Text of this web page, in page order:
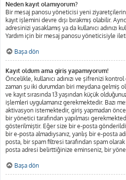
Neden kayıt olamıyorum?
Bir mesaj panosu yöneticisi yeni ziyaretçilerin
kayıt işlemini devre dışı bırakmış olabilir.
adresinizi yasaklamış ya da kullanıcı adınızı
Yardım için bir mesaj panosu yöneticisiyle
Başa dön
Kayıt oldum ama giriş yapamıyorum!
Öncelikle, kullanıcı adınızı ve şifrenizi
zaman şu iki durumdan biri meydana gelmiş
ve kayıt sırasında 13 yaşından küçük
işlemleri uygulamanız gerekmektedir. Bazı
aktivasyon istemektedir, giriş yapmadan
bir yönetici tarafından yapılması
gösterilmiştir. Eğer size bir e-posta
bir e-posta almadıysanız, yanlış bir e-posta
posta, bir spam filtresi tarafından spam
posta adresi belirttiğinize eminseniz, bir
Başa dön